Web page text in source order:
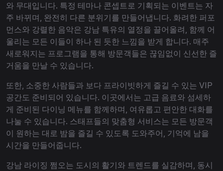
와 무대입니다. 특정 테마나 콘셉트로 기획되는 이벤트는 자
주 바뀌며, 완전히 다른 분위기를 만들어냅니다. 화려한 퍼포
먼스와 강렬한 음악은 강남 특유의 열정을 끌어올려, 함께 어
울리는 모든 이들이 하나 된 듯한 느낌을 받게 합니다. 매주
새로워지는 프로그램을 통해 방문객들은 끊임없이 신선한 즐
거움을 만날 수 있습니다.
또한, 소중한 사람들과 보다 프라이빗하게 즐길 수 있는 VIP
공간도 준비되어 있습니다. 이곳에서는 고급 음료와 섬세하
게 준비된 다이닝 메뉴를 함께하며, 여유롭고 편안한 대화를
나눌 수 있습니다. 스태프들의 맞춤형 서비스는 모든 방문객
이 원하는 대로 밤을 즐길 수 있도록 도와주어, 기억에 남을
시간을 만들어줍니다.
강남 라이징 쩜오는 도시의 활기와 트렌드를 실감하며, 동시